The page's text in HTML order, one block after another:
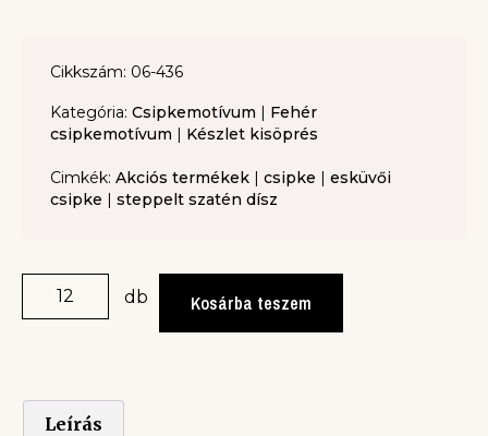
Cikkszám: 06-436
Kategória: Csipkemotívum | Fehér
csipkemotívum | Készlet kisöprés
Cimkék: Akciós termékek | csipke | esküvői
csipke | steppelt szatén dísz
db Kosárba teszem
Leírás